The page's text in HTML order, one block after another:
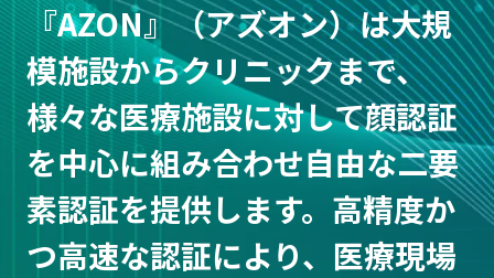
『AZON』（アズオン）は大規
模施設からクリニックまで、
様々な医療施設に対して顔認証
を中心に組み合わせ自由な二要
素認証を提供します。高精度か
つ高速な認証により、医療現場